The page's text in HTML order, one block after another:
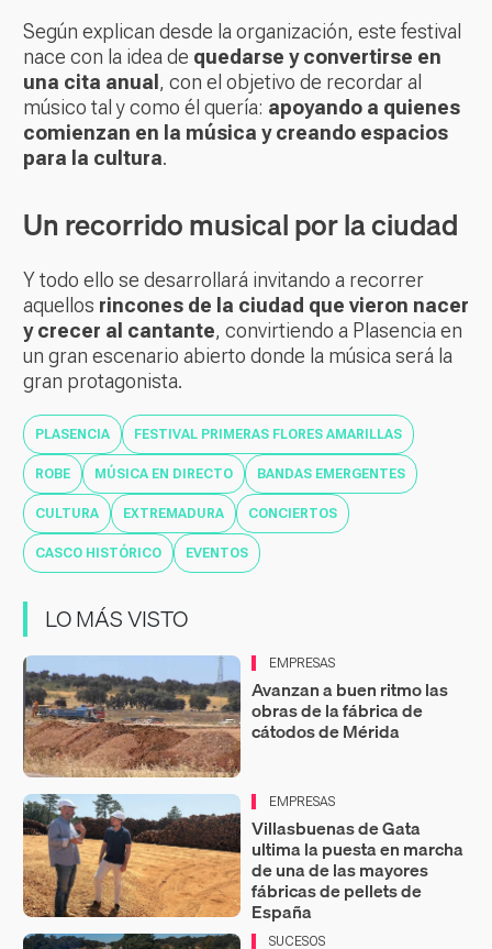
Según explican desde la organización, este festival
nace con la idea de quedarse y convertirse en
una cita anual , con el objetivo de recordar al
músico tal y como él quería: apoyando a quienes
comienzan en la música y creando espacios
para la cultura.
Un recorrido musical por la ciudad
Y todo ello se desarrollará invitando a recorrer
aquellos rincones de la ciudad que vieron nacer
y crecer al cantante, convirtiendo a Plasencia en
un gran escenario abierto donde la música será la
gran protagonista.
PLASENCIA FESTIVAL PRIMERAS FLORES AMARILLAS
ROBE MÚSICA EN DIRECTO BANDAS EMERGENTES
CULTURA EXTREMADURA CONCIERTOS
CASCO HISTÓRICO EVENTOS
LO MÁS VISTO
EMPRESAS
Avanzan a buen ritmo las
obras de la fábrica de
cátodos de Mérida
EMPRESAS
Villasbuenas de Gata
ultima la puesta en marcha
de una de las mayores
fábricas de pellets de
España
SUCESOS